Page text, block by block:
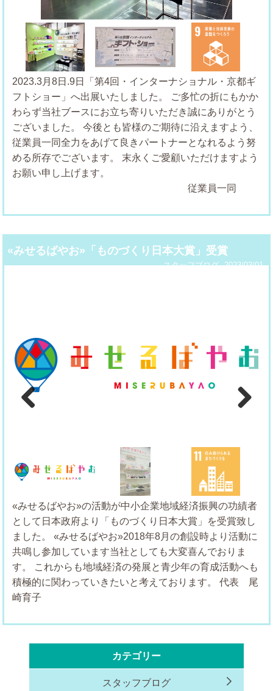
2023.3月8日.9日「第4回・インターナショナル・京都ギ
フトショー」へ出展いたしました。
ご多忙の折にもかか
わらず当社ブースにお立ち寄りいただき誠にありがとう
ございました。
今後とも皆様のご期待に沿えますよう、
従業員一同全力をあげて良きパートナーとなれるよう努
める所存でございます。
末永くご愛顧いただけますよう
お願い申し上げます。
従業員一同
«みせるばやお»「ものづくり日本大賞」受賞
2023/03/01
スタッフブログ
«みせるばやお»の活動が中小企業地域経済振興の功績者
として日本政府より「ものづくり日本大賞」を受賞致し
ました。
«みせるばやお»2018年8月の創設時より活動に
共鳴し参加しています当社としても大変喜んでおりま
す。
これからも地域経済の発展と青少年の育成活動へも
積極的に関わっていきたいと考えております。
代表 尾
崎育子
カテゴリー
スタッフブログ